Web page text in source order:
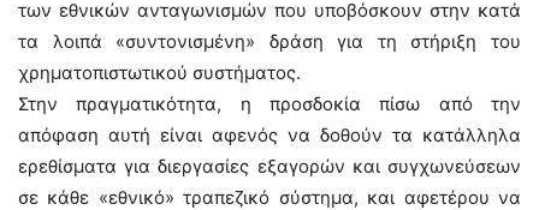
των εθνικών ανταγωνισμών που υποβόσκουν στην κατά
τα λοιπά «συντονισμένη» δράση για τη στήριξη του
χρηματοπιστωτικού συστήματος.
Στην πραγματικότητα, η προσδοκία πίσω από την
απόφαση αυτή είναι αφενός να δοθούν τα κατάλληλα
ερεθίσματα για διεργασίες εξαγορών και συγχωνεύσεων
σε κάθε «εθνικό» τραπεζικό σύστημα, και αφετέρου να